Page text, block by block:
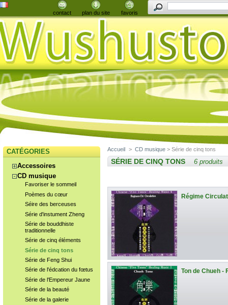
contact plan du site favoris
CATÉGORIES
Accessoires
CD musique
Favoriser le sommeil
Poèmes du cœur
Séire des berceuses
Série d'instument Zheng
Série de bouddhiste
traditionnelle
Série de cinq éléments
Série de cinq tons
Série de Feng Shui
Série de l'édcation du fœtus
Série de l'Empereur Jaune
Série de la beauté
Série de la galerie
Accueil > CD musique > Série de cinq tons
SÉRIE DE CINQ TONS 6 produits
Régime
Ton de Chueh -